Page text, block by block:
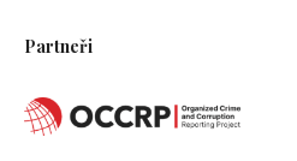
Partneři